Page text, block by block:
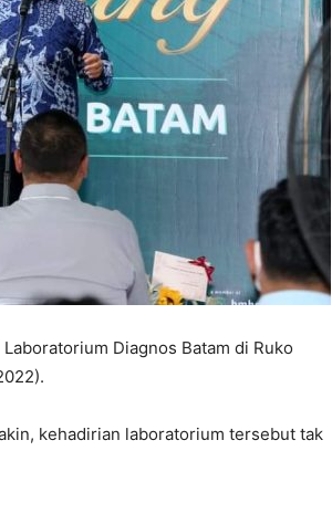
Diagnos Batam di Ruko
kehadirian laboratorium tersebut tak